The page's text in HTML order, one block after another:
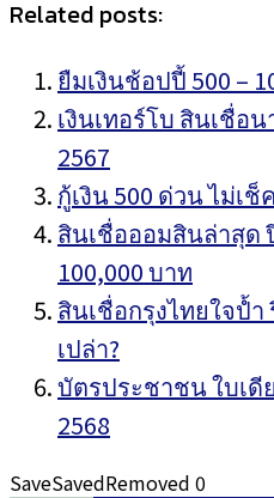
Related posts:
ยืมเงินช้อปปี้ 500 –
เงินเทอร์โบ สินเชื่อ
2567
กู้เงิน 500 ด่วน ไม่เช็
สินเชื่อออมสินล่าสุด
100,000 บาท
สินเชื่อกรุงไทยใจป้
เปล่า?
บัตรประชาชน ใบเดี
2568
SaveSavedRemoved 0